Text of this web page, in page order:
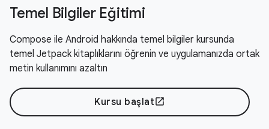
Temel Bilgiler Eğitimi
Compose ile Android hakkında temel bilgiler kursunda
temel Jetpack kitaplıklarını öğrenin ve uygulamanızda ortak
metin kullanımını azaltın
Kursu başlat open_in_new